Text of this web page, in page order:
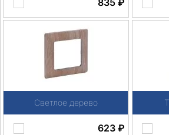
Светлое дерево
623₽